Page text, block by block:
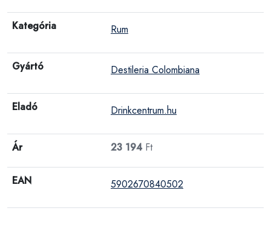
Kategória Rum
Gyártó Destileria Colombiana
Eladó Drinkcentrum.hu
Ár 23 194Ft
EAN 5902670840502